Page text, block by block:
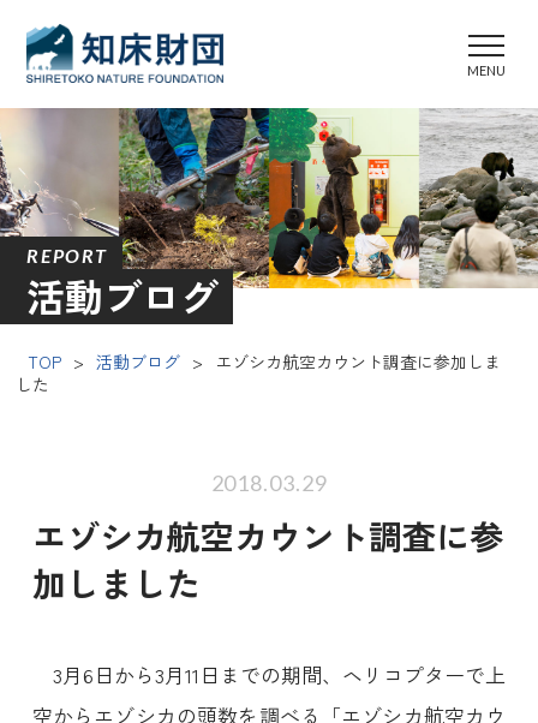
REPORT
活動ブログ
TOP > 活動ブログ >
エゾシカ航空カウント調査に参加しま
した
2018.03.29
エゾシカ航空カウント調査に参
加しました
3月6日から3月11日までの期間、ヘリコプターで上
空からエゾシカの頭数を調べる「エゾシカ航空カウ